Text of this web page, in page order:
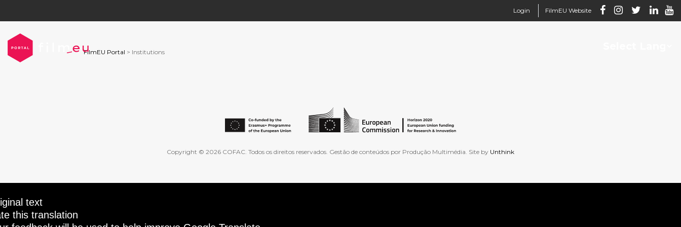
Login FilmEU Website
FilmEU Portal > Institutions
Copyright © 2026 COFAC. Todos os direitos reservados. Gestão de conteúdos por Produção Multimédia. Site by Unthink
text
this translation